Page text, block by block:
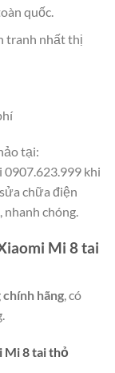
quốc.
tranh nhất thị
tại:
0907.623.999 khi
chữa điện
chóng.
Mi 8 tai
chính hãng , có
Mi 8 tai thỏ